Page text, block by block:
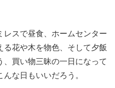
レスで昼食、ホームセンター
花や木を物色、そして夕飯
買い物三昧の一日になって
な日もいいだろう。